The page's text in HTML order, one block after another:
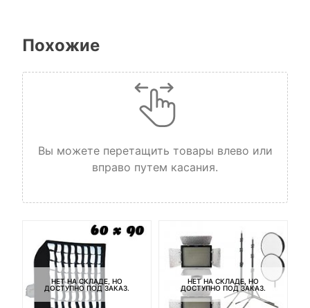
Похожие
Вы можете перетащить товары влево или
вправо путем касания.
НЕТ НА СКЛАДЕ, НО
ДОСТУПНО ПОД ЗАКАЗ.
НЕТ НА СКЛАДЕ, НО
ДОСТУПНО ПОД ЗАКАЗ.